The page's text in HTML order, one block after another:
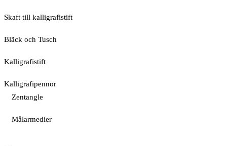
Skaft till kalligrafistift
Bläck och Tusch
Kalligrafistift
Kalligrafipennor
Zentangle
Målarmedier